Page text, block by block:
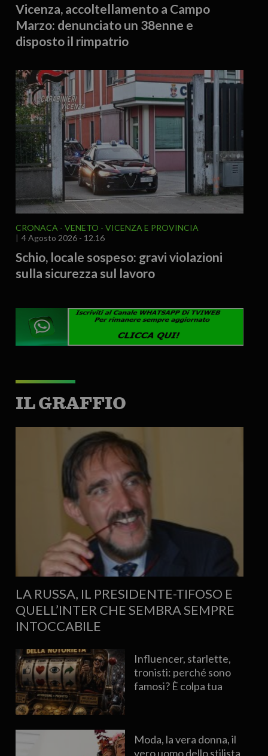
Vicenza, accoltellamento a Campo
Marzo: denunciato un 38enne e
disposto il rimpatrio
CRONACA VENETO
VICENZA E PROVINCIA
4 Agosto 2026 - 12.16
Schio, locale sospeso: gravi violazioni
sulla sicurezza sul lavoro
IL GRAFFIO
LA RUSSA, IL PRESIDENTE-TIFOSO E
QUELL’INTER CHE SEMBRA SEMPRE
INTOCCABILE
Influencer, starlette,
tronisti: perché sono
famosi? È colpa tua
Moda, la vera donna, il
vero uomo dello stilista